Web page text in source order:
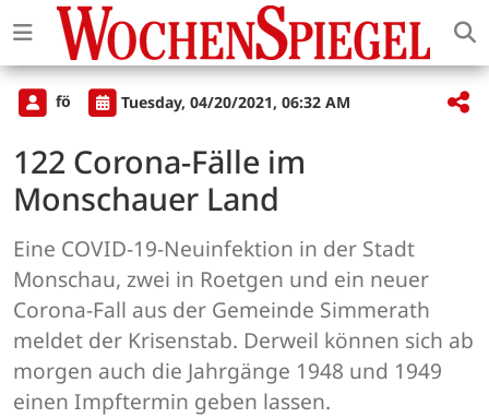
fö Tuesday, 04/20/2021, 06:32 AM
122 Corona-Fälle im
Monschauer Land
Eine COVID-19-Neuinfektion in der Stadt
Monschau, zwei in Roetgen und ein neuer
Corona-Fall aus der Gemeinde Simmerath
meldet der Krisenstab. Derweil können sich ab
morgen auch die Jahrgänge 1948 und 1949
einen Impftermin geben lassen.